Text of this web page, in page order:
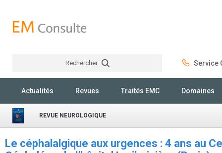
Rechercher Service
Actualités Revues Traités EMC Domaines
REVUE NEUROLOGIQUE
Le céphalalgique aux urgences : 4 ans au